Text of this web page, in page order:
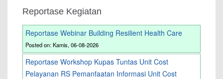
Reportase Kegiatan
Reportase Webinar Building Resilient Health Care
Posted on: Kamis, 06-08-2026
Reportase Workshop Kupas Tuntas Unit Cost
Pelayanan RS Pemanfaatan Informasi Unit Cost